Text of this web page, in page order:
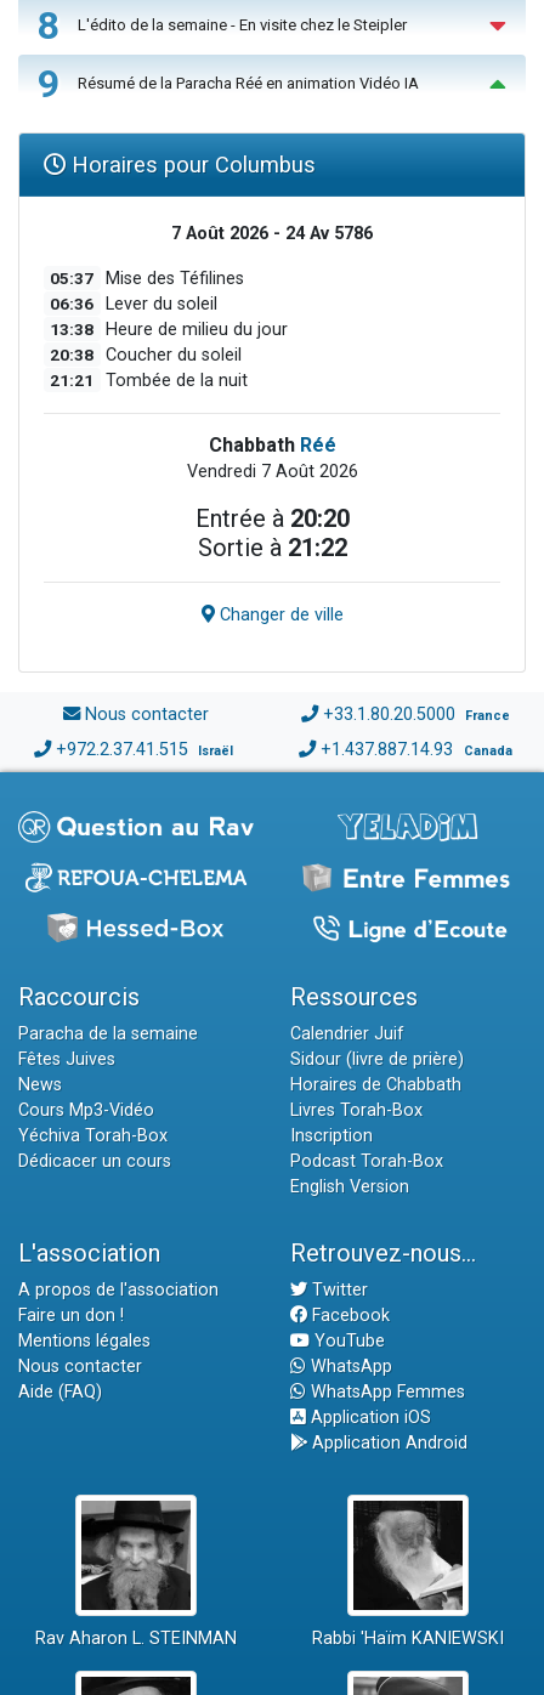
8 L'édito de la semaine - En visite chez le Steipler
9 Résumé de la Paracha Réé en animation Vidéo IA
Horaires pour Columbus
7 Août 2026 - 24 Av 5786
05:37 Mise des Téfilines
06:36 Lever du soleil
13:38 Heure de milieu du jour
20:38 Coucher du soleil
21:21 Tombée de la nuit
Chabbath Réé
Vendredi 7 Août 2026
Entrée à 20:20
Sortie à 21:22
Changer de ville
Nous contacter +33.1.80.20.5000 France
+972.2.37.41.515 Israël +1.437.887.14.93 Canada
Raccourcis
Paracha de la semaine
Fêtes Juives
News
Cours Mp3-Vidéo
Yéchiva Torah-Box
Dédicacer un cours
Ressources
Calendrier Juif
Sidour (livre de prière)
Horaires de Chabbath
Livres Torah-Box
Inscription
Podcast Torah-Box
English Version
L'association
A propos de l'association
Faire un don !
Mentions légales
Nous contacter
Aide (FAQ)
Retrouvez-nous...
Twitter
Facebook
YouTube
WhatsApp
WhatsApp Femmes
Application iOS
Application Android
Rav Aharon L. STEINMAN Rabbi 'Haïm KANIEWSKI